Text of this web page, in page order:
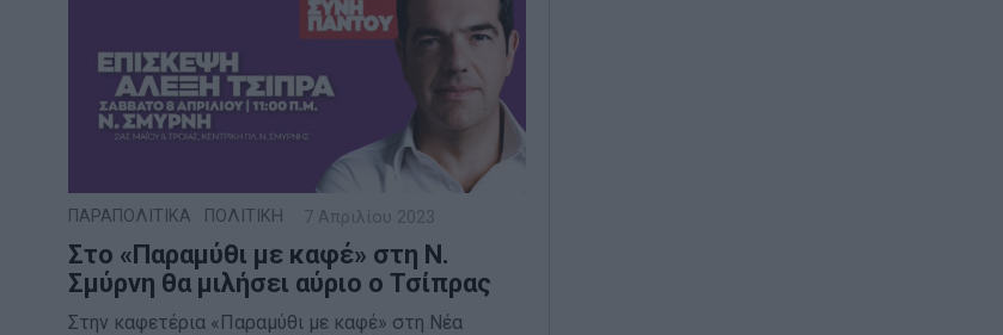
ΠΑΡΑΠΟΛΙΤΙΚΑ ΠΟΛΙΤΙΚΗ 7 Απριλίου 2023
Στο «Παραμύθι με καφέ» στη Ν.
Σμύρνη θα μιλήσει αύριο ο Τσίπρας
Στην καφετέρια «Παραμύθι με καφέ» στη Νέα